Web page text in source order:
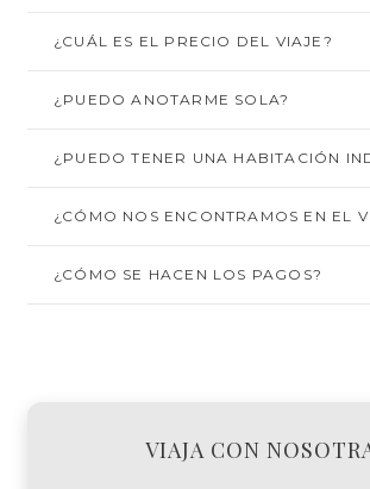
¿CUÁL ES EL PRECIO DEL VIAJE?
¿PUEDO ANOTARME SOLA?
¿PUEDO TENER UNA HABITACIÓN
¿CÓMO NOS ENCONTRAMOS EN EL
¿CÓMO SE HACEN LOS PAGOS?
VIAJA CON